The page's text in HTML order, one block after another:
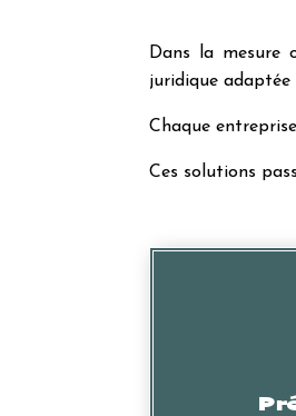
Dans la mesure
juridique adaptée
Chaque
Ces solutions